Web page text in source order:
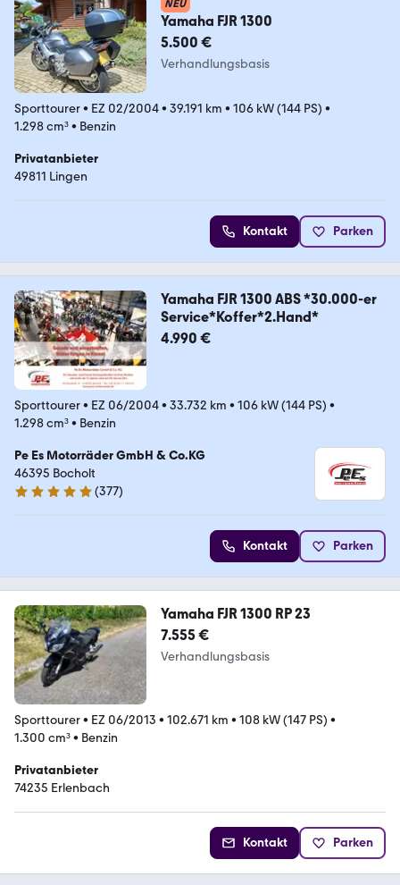
NEU
Yamaha FJR 1300
5.500 €
Verhandlungsbasis
Sporttourer• EZ 02/2004• 39.191 km • 106 kW (144 PS) •
1.298 cm³• Benzin
Privatanbieter
49811 Lingen
Kontakt Parken
Yamaha FJR 1300 ABS *30.000-er
Service*Koffer*2.Hand*
4.990 €
Sporttourer• EZ 06/2004• 33.732 km • 106 kW (144 PS) •
1.298 cm³• Benzin
Pe Es Motorräder GmbH & Co.KG
46395 Bocholt
4.8 Sterne
(377)
Kontakt Parken
Yamaha FJR 1300 RP 23
7.555 €
Verhandlungsbasis
Sporttourer• EZ 06/2013 • 102.671 km • 108 kW (147 PS) •
1.300 cm³• Benzin
Privatanbieter
74235 Erlenbach
Kontakt Parken